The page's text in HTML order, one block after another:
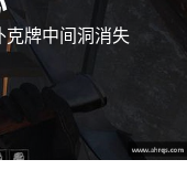
牌中间洞消失